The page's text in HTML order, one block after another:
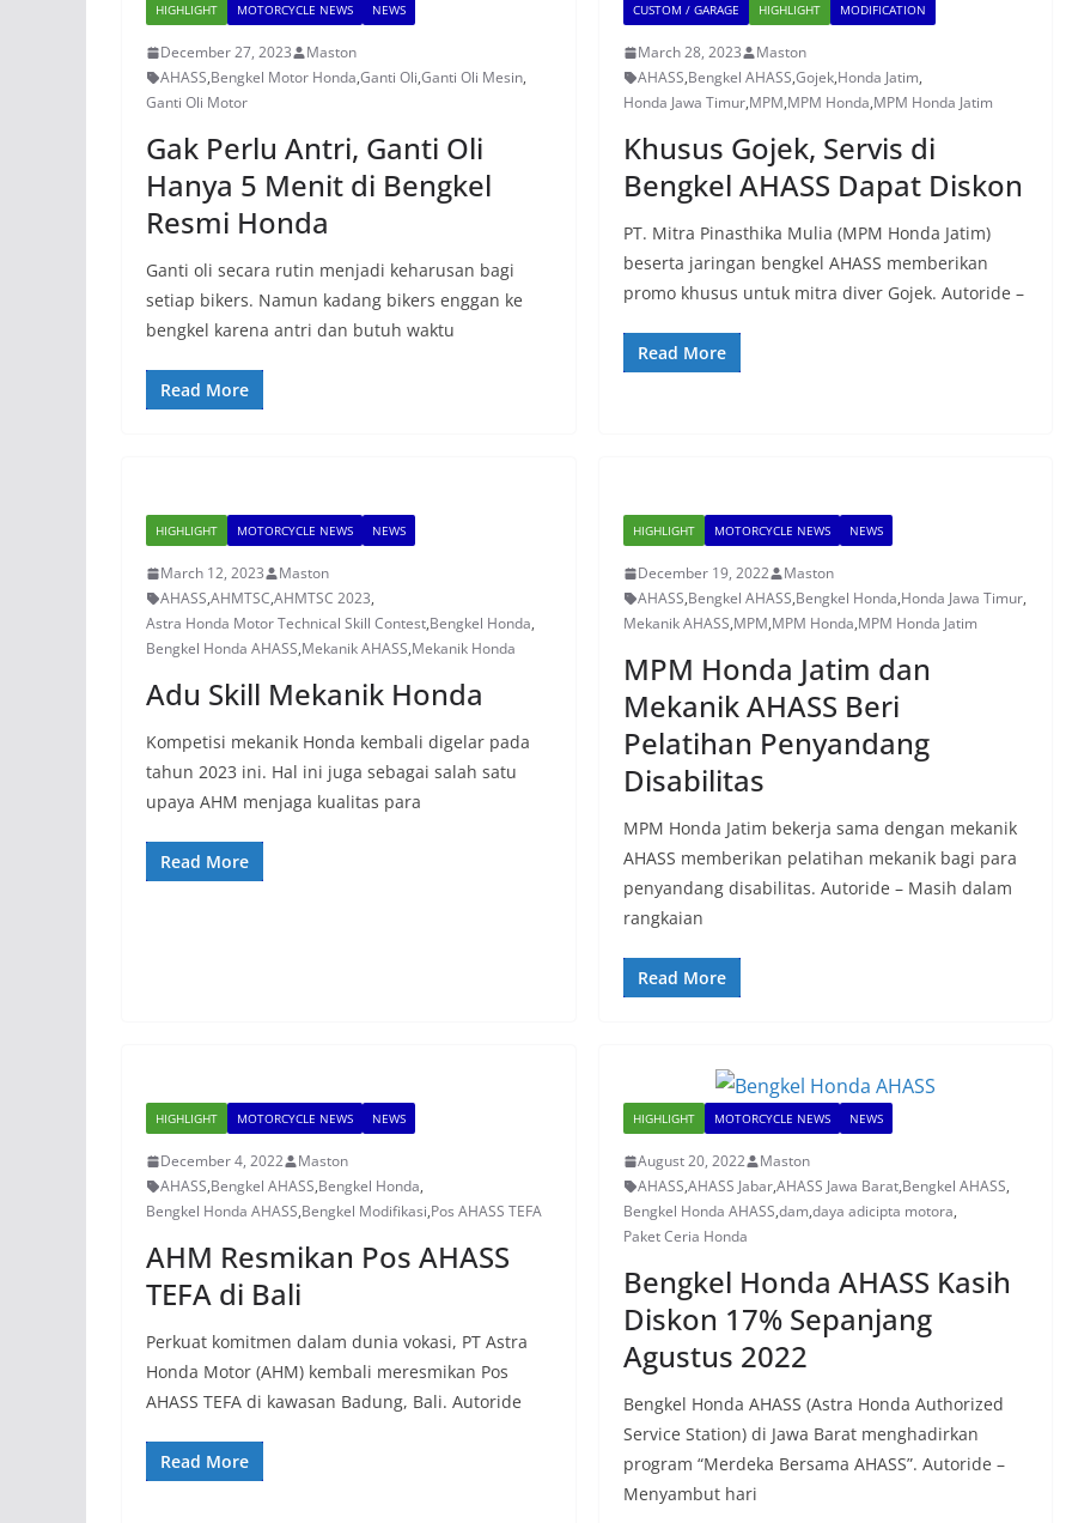
HIGHLIGHT MOTORCYCLE NEWS NEWS
December 27, 2023
Maston
AHASS,Bengkel Motor Honda,Ganti Oli,Ganti Oli Mesin,
Ganti Oli Motor
Gak Perlu Antri, Ganti Oli
Hanya 5 Menit di Bengkel
Resmi Honda
Ganti oli secara rutin menjadi keharusan bagi
setiap bikers. Namun kadang bikers enggan ke
bengkel karena antri dan butuh waktu
Read More
CUSTOM / GARAGE HIGHLIGHT MODIFICATION
March 28, 2023
Maston
AHASS,Bengkel AHASS,Gojek,Honda Jatim,
Honda Jawa Timur,MPM,MPM Honda,MPM Honda Jatim
Khusus Gojek, Servis di
Bengkel AHASS Dapat Diskon
PT. Mitra Pinasthika Mulia (MPM Honda Jatim)
beserta jaringan bengkel AHASS memberikan
promo khusus untuk mitra diver Gojek. Autoride –
Read More
HIGHLIGHT MOTORCYCLE NEWS NEWS
March 12, 2023
Maston
AHASS,AHMTSC,AHMTSC 2023,
Astra Honda Motor Technical Skill Contest,Bengkel Honda,
Bengkel Honda AHASS,Mekanik AHASS,Mekanik Honda
Adu Skill Mekanik Honda
Kompetisi mekanik Honda kembali digelar pada
tahun 2023 ini. Hal ini juga sebagai salah satu
upaya AHM menjaga kualitas para
Read More
HIGHLIGHT MOTORCYCLE NEWS NEWS
December 19, 2022
Maston
AHASS,Bengkel AHASS,Bengkel Honda,Honda Jawa Timur,
Mekanik AHASS,MPM,MPM Honda,MPM Honda Jatim
MPM Honda Jatim dan
Mekanik AHASS Beri
Pelatihan Penyandang
Disabilitas
MPM Honda Jatim bekerja sama dengan mekanik
AHASS memberikan pelatihan mekanik bagi para
penyandang disabilitas. Autoride – Masih dalam
rangkaian
Read More
HIGHLIGHT MOTORCYCLE NEWS NEWS
December 4, 2022
Maston
AHASS,Bengkel AHASS,Bengkel Honda,
Bengkel Honda AHASS,Bengkel Modifikasi,Pos AHASS TEFA
AHM Resmikan Pos AHASS
TEFA di Bali
Perkuat komitmen dalam dunia vokasi, PT Astra
Honda Motor (AHM) kembali meresmikan Pos
AHASS TEFA di kawasan Badung, Bali. Autoride
Read More
HIGHLIGHT MOTORCYCLE NEWS NEWS
August 20, 2022
Maston
AHASS,AHASS Jabar,AHASS Jawa Barat,Bengkel AHASS,
Bengkel Honda AHASS,dam,daya adicipta motora,
Paket Ceria Honda
Bengkel Honda AHASS Kasih
Diskon 17% Sepanjang
Agustus 2022
Bengkel Honda AHASS (Astra Honda Authorized
Service Station) di Jawa Barat menghadirkan
program “Merdeka Bersama AHASS”. Autoride –
Menyambut hari